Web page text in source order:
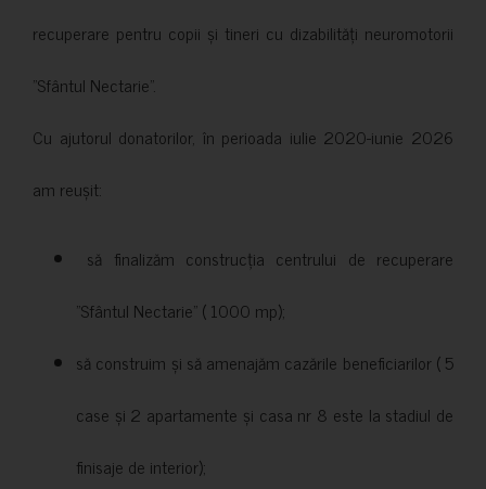
recuperare pentru copii și tineri cu dizabilități neuromotorii
”Sfântul Nectarie”.
Cu ajutorul donatorilor, în perioada iulie 2020-iunie 2026
am reușit:
să finalizăm construcția centrului de recuperare
”Sfântul Nectarie” ( 1000 mp);
să construim și să amenajăm cazările beneficiarilor ( 5
case și 2 apartamente și casa nr 8 este la stadiul de
finisaje de interior);